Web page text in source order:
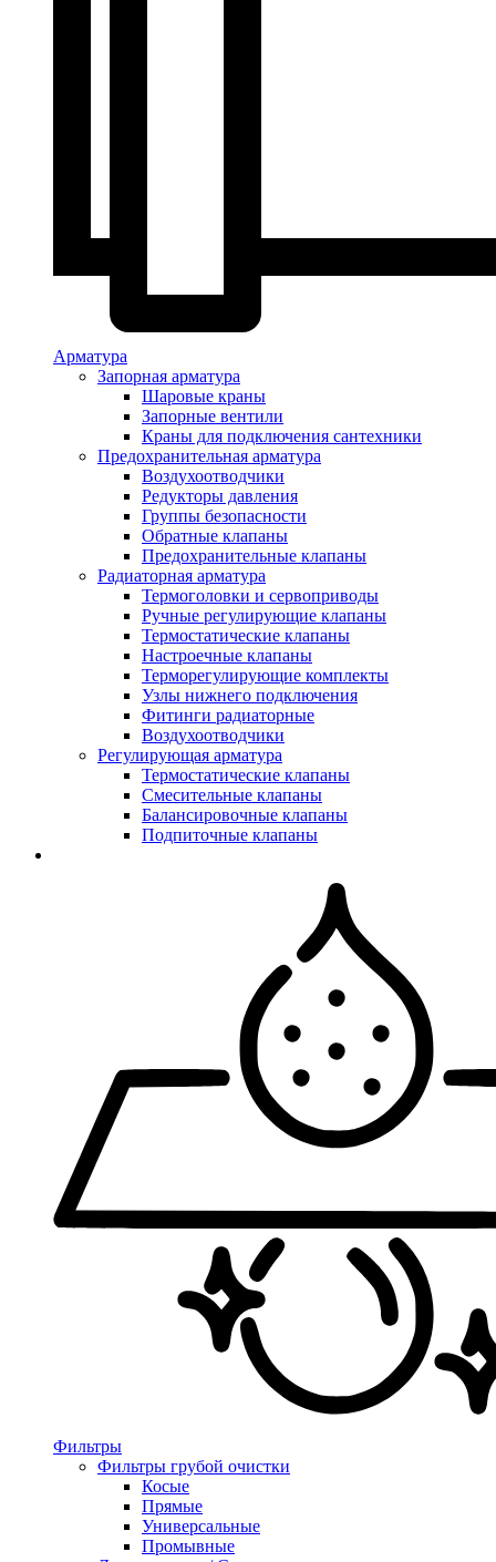
Арматура
Запорная арматура
Шаровые краны
Запорные вентили
Краны для подключения сантехники
Предохранительная арматура
Воздухоотводчики
Редукторы давления
Группы безопасности
Обратные клапаны
Предохранительные клапаны
Радиаторная арматура
Термоголовки и сервоприводы
Ручные регулирующие клапаны
Термостатические клапаны
Настроечные клапаны
Терморегулирующие комплекты
Узлы нижнего подключения
Фитинги радиаторные
Воздухоотводчики
Регулирующая арматура
Термостатические клапаны
Смесительные клапаны
Балансировочные клапаны
Подпиточные клапаны
Фильтры
Фильтры грубой очистки
Косые
Прямые
Универсальные
Промывные